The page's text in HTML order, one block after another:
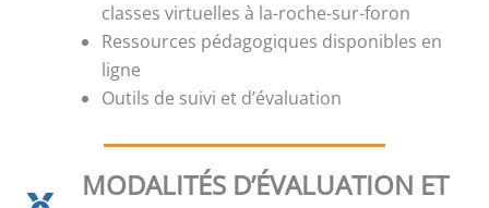
classes virtuelles à la-roche-sur-foron
Ressources pédagogiques disponibles en
ligne
Outils de suivi et d’évaluation
MODALITÉS D’ÉVALUATION ET